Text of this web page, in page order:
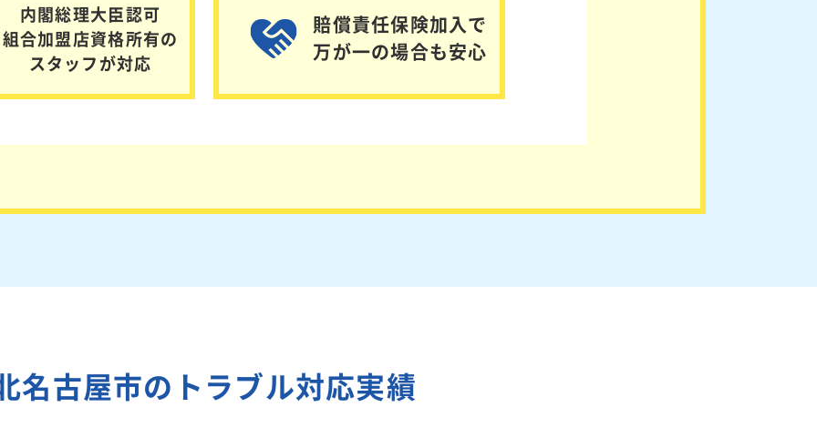
内閣総理大臣認可
組合加盟店資格所有の
スタッフが対応
賠償責任保険加入で
万が一の場合も安心
名古屋市のトラブル対応実績